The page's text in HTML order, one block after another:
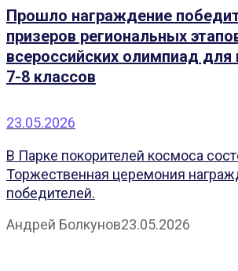
Прошло награждение
призеров региональных
всероссийских олимпиад
7-8 классов
23.05.2026
В Парке покорителей космоса
Торжественная церемония
победителей.
Андрей Болкунов23.05.2026